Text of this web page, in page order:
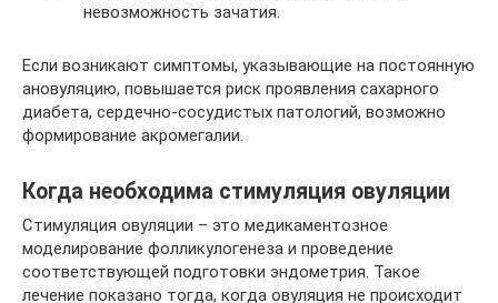
невозможность зачатия.
Если возникают симптомы, указывающие на постоянную
ановуляцию, повышается риск проявления сахарного
диабета, сердечно-сосудистых патологий, возможно
формирование акромегалии.
Когда необходима стимуляция овуляции
Стимуляция овуляции – это медикаментозное
моделирование фолликулогенеза и проведение
соответствующей подготовки эндометрия. Такое
лечение показано тогда, когда овуляция не происходит